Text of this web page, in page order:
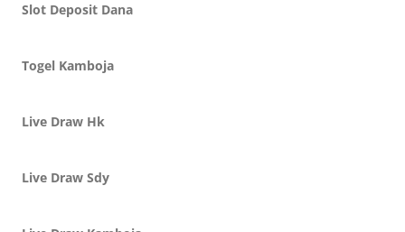
Slot Deposit Dana
Togel Kamboja
Live Draw Hk
Live Draw Sdy